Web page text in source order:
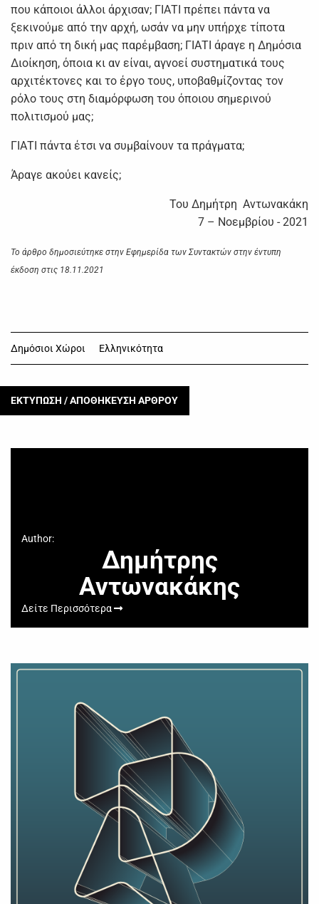
που κάποιοι άλλοι άρχισαν; ΓΙΑΤΙ πρέπει πάντα να
ξεκινούμε από την αρχή, ωσάν να μην υπήρχε τίποτα
πριν από τη δική μας παρέμβαση; ΓΙΑΤΙ άραγε η Δημόσια
Διοίκηση, όποια κι αν είναι, αγνοεί συστηματικά τους
αρχιτέκτονες και το έργο τους, υποβαθμίζοντας τον
ρόλο τους στη διαμόρφωση του όποιου σημερινού
πολιτισμού μας;
ΓΙΑΤΙ πάντα έτσι να συμβαίνουν τα πράγματα;
Άραγε ακούει κανείς;
Του Δημήτρη Αντωνακάκη
7 – Νοεμβρίου - 2021
Το άρθρο δημοσιεύτηκε στην Εφημερίδα των Συντακτών στην έντυπη
έκδοση στις 18.11.2021
Δημόσιοι Χώροι Ελληνικότητα
ΕΚΤΥΠΩΣΗ / ΑΠΟΘΗΚΕΥΣΗ ΑΡΘΡΟΥ
Author:
Δημήτρης
Αντωνακάκης
Δείτε Περισσότερα